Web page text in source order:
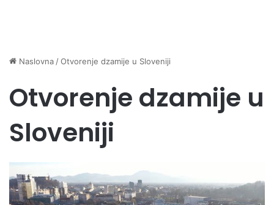
Naslovna /Otvorenje dzamije u Sloveniji
Otvorenje dzamije u
Sloveniji